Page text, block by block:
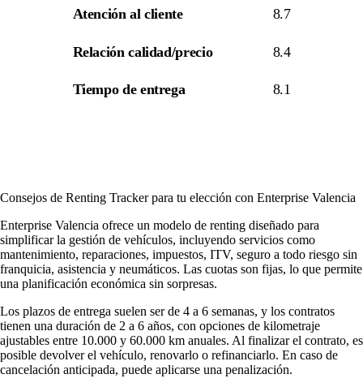
Atención al cliente 8.7
Relación calidad/precio 8.4
Tiempo de entrega 8.1
Consejos de Renting Tracker para tu elección con Enterprise Valencia
Enterprise Valencia ofrece un modelo de renting diseñado para
simplificar la gestión de vehículos, incluyendo servicios como
mantenimiento, reparaciones, impuestos, ITV, seguro a todo riesgo sin
franquicia, asistencia y neumáticos. Las cuotas son fijas, lo que permite
una planificación económica sin sorpresas.
Los plazos de entrega suelen ser de 4 a 6 semanas, y los contratos
tienen una duración de 2 a 6 años, con opciones de kilometraje
ajustables entre 10.000 y 60.000 km anuales. Al finalizar el contrato, es
posible devolver el vehículo, renovarlo o refinanciarlo. En caso de
cancelación anticipada, puede aplicarse una penalización.